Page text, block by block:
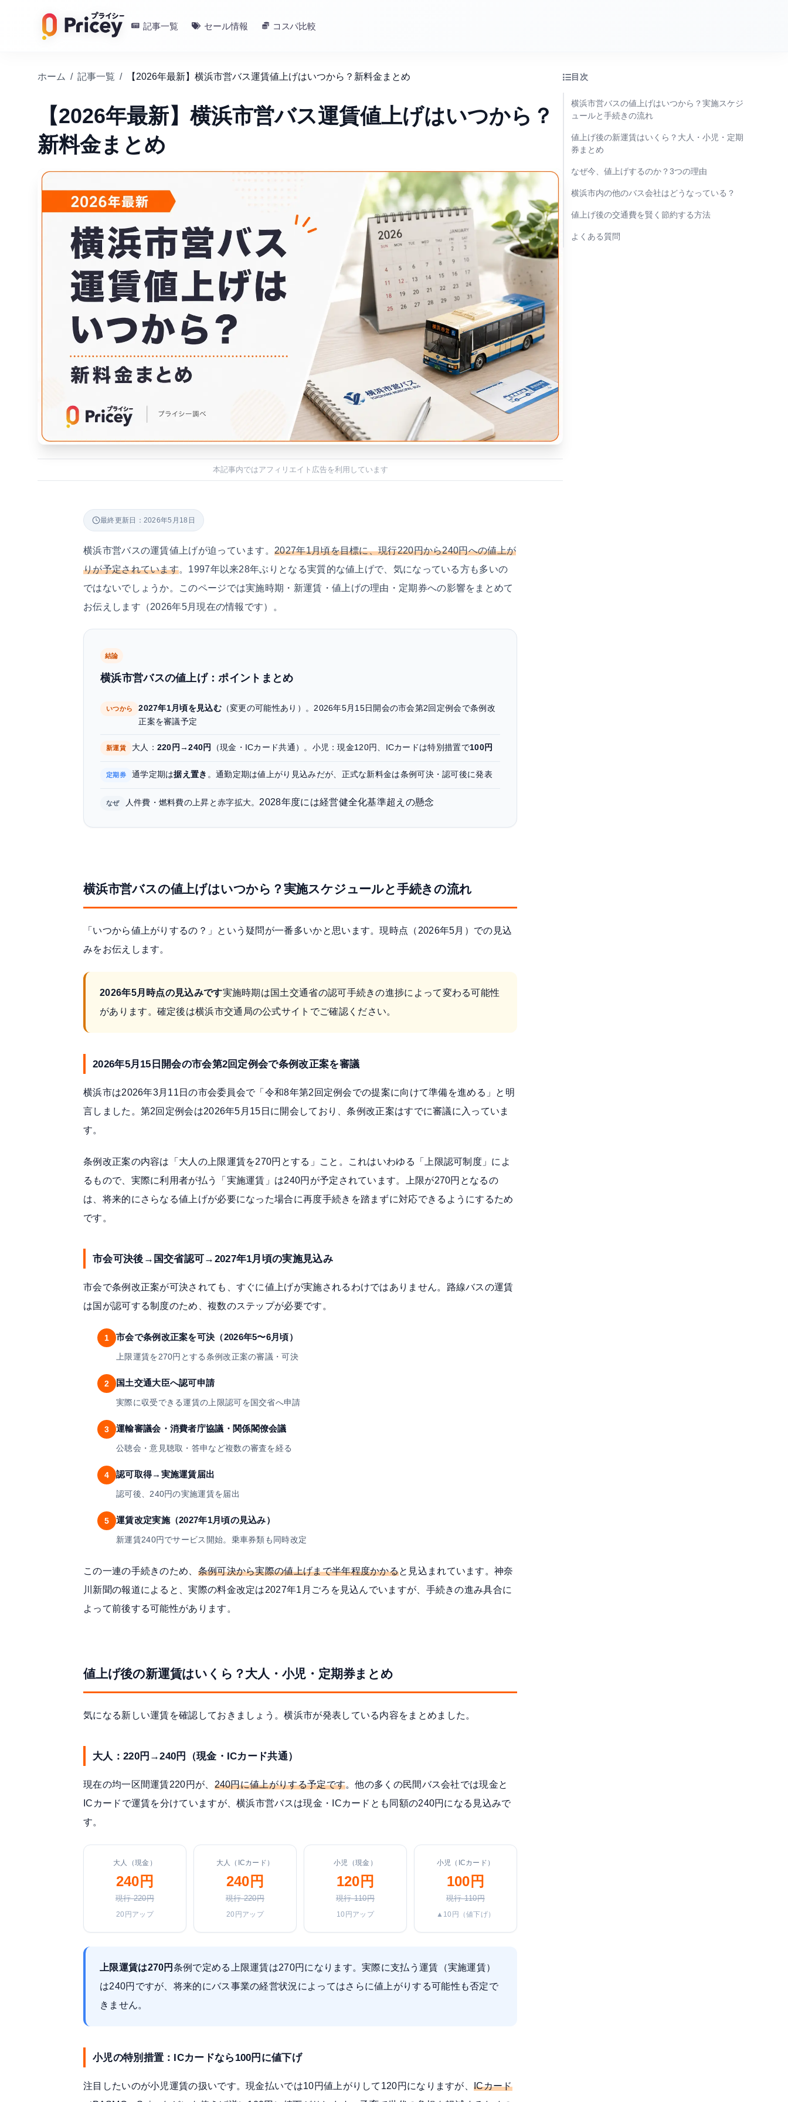
記事一覧 セール情報 コスパ比較
ホーム / 記事一覧 / 【2026年最新】横浜市営バス運賃値上げはいつから？新料金まとめ
【2026年最新】横浜市営バス運賃値上げはいつから？
新料金まとめ
本記事内ではアフィリエイト広告を利用しています
最終更新日：2026年5月18日
横浜市営バスの運賃値上げが迫っています。2027年1月頃を目標に、現行220円から240円への値上が
りが予定されています 。1997年以来28年ぶりとなる実質的な値上げで、気になっている方も多いの
ではないでしょうか。このページでは実施時期・新運賃・値上げの理由・定期券への影響をまとめて
お伝えします（2026年5月現在の情報です）。
結論
横浜市営バスの値上げ：ポイントまとめ
いつから 2027年1月頃を見込む（変更の可能性あり）。2026年5月15日開会の市会第2回定例会で条例改
正案を審議予定
新運賃 大人： 220円→240円 （現金・ICカード共通）。小児：現金120円、ICカードは特別措置で100円
定期券 通学定期は据え置き 。通勤定期は値上がり見込みだが、正式な新料金は条例可決・認可後に発表
なぜ 人件費・燃料費の上昇と赤字拡大。 2028年度には経営健全化基準超えの懸念
横浜市営バスの値上げはいつから？実施スケジュールと手続きの流れ
「いつから値上がりするの？」という疑問が一番多いかと思います。現時点（2026年5月）での見込
みをお伝えします。
2026年5月時点の見込みです実施時期は国土交通省の認可手続きの進捗によって変わる可能性
があります。確定後は横浜市交通局の公式サイトでご確認ください。
2026年5月15日開会の市会第2回定例会で条例改正案を審議
横浜市は2026年3月11日の市会委員会で「令和8年第2回定例会での提案に向けて準備を進める」と明
言しました。第2回定例会は2026年5月15日に開会しており、条例改正案はすでに審議に入っていま
す。
条例改正案の内容は「大人の上限運賃を270円とする」こと。これはいわゆる「上限認可制度」によ
るもので、実際に利用者が払う「実施運賃」は240円が予定されています。上限が270円となるの
は、将来的にさらなる値上げが必要になった場合に再度手続きを踏まずに対応できるようにするため
です。
市会可決後→国交省認可→2027年1月頃の実施見込み
市会で条例改正案が可決されても、すぐに値上げが実施されるわけではありません。路線バスの運賃
は国が認可する制度のため、複数のステップが必要です。
1 市会で条例改正案を可決（2026年5〜6月頃）
上限運賃を270円とする条例改正案の審議・可決
2 国土交通大臣へ認可申請
実際に収受できる運賃の上限認可を国交省へ申請
3 運輸審議会・消費者庁協議・関係閣僚会議
公聴会・意見聴取・答申など複数の審査を経る
4 認可取得→実施運賃届出
認可後、240円の実施運賃を届出
5 運賃改定実施（2027年1月頃の見込み）
新運賃240円でサービス開始。乗車券類も同時改定
この一連の手続きのため、 条例可決から実際の値上げまで半年程度かかると見込まれています。神奈
川新聞の報道によると、実際の料金改定は2027年1月ごろを見込んでいますが、手続きの進み具合に
よって前後する可能性があります。
値上げ後の新運賃はいくら？大人・小児・定期券まとめ
気になる新しい運賃を確認しておきましょう。横浜市が発表している内容をまとめました。
大人：220円→240円（現金・ICカード共通）
現在の均一区間運賃220円が、 240円に値上がりする予定です。他の多くの民間バス会社では現金と
ICカードで運賃を分けていますが、横浜市営バスは現金・ICカードとも同額の240円になる見込みで
す。
大人（現金）
240円
現行 220円
20円アップ
大人（ICカード）
240円
現行 220円
20円アップ
小児（現金）
120円
現行 110円
10円アップ
小児（ICカード）
100円
現行 110円
▲10円（値下げ）
上限運賃は270円 条例で定める上限運賃は270円になります。実際に支払う運賃（実施運賃）
は240円ですが、将来的にバス事業の経営状況によってはさらに値上がりする可能性も否定で
きません。
小児の特別措置：ICカードなら100円に値下げ
注目したいのが小児運賃の扱いです。現金払いでは10円値上がりして120円になりますが、ICカード
目次
横浜市営バスの値上げはいつから？実施スケジ
ュールと手続きの流れ
値上げ後の新運賃はいくら？大人・小児・定期
券まとめ
なぜ今、値上げするのか？3つの理由
横浜市内の他のバス会社はどうなっている？
値上げ後の交通費を賢く節約する方法
よくある質問